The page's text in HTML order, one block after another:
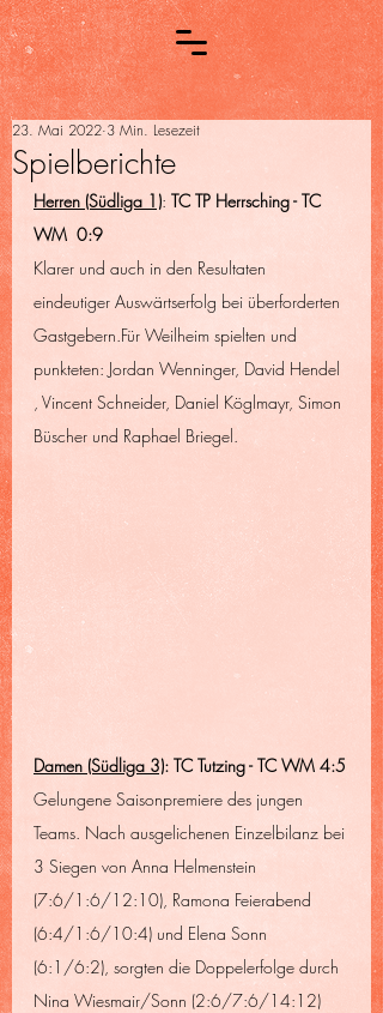
Spielberichte
23. Mai 2022 3 Min. Lesezeit
Herren (Südliga 1): TC TP Herrsching - TC
WM 0:9
Klarer und auch in den Resultaten
eindeutiger Auswärtserfolg bei überforderten
Gastgebern.Für Weilheim spielten und
punkteten: Jordan Wenninger, David Hendel
, Vincent Schneider, Daniel Köglmayr, Simon
Büscher und Raphael Briegel.
Damen (Südliga 3): TC Tutzing - TC WM 4:5
Gelungene Saisonpremiere des jungen
Teams. Nach ausgelichenen Einzelbilanz bei
3 Siegen von Anna Helmenstein
(7:6/1:6/12:10), Ramona Feierabend
(6:4/1:6/10:4) und Elena Sonn
(6:1/6:2), sorgten die Doppelerfolge durch
Nina Wiesmair/Sonn (2:6/7:6/14:12)